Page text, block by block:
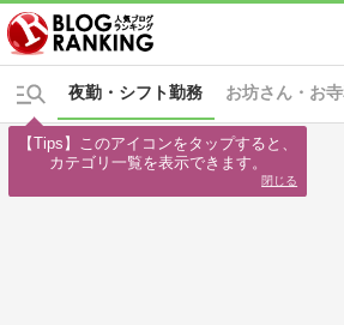
お坊さん・お
夜勤・シフト勤務
【Tips】このアイコンをタップすると、
カテゴリ一覧を表示できます。
閉じる